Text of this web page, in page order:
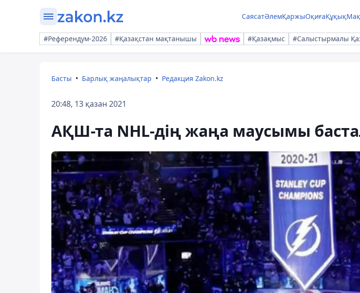
СаясатӘлемҚаржыОқиғаҚұқық
#Референдум-2026 #Қазақстан мақтанышы #Қазақмыс #Салыстырмалы
Басты Барлық жаңалықтар Редакция Zakon.kz
20:48, 13 қазан 2021
АҚШ-та NHL-дің жаңа маусымы